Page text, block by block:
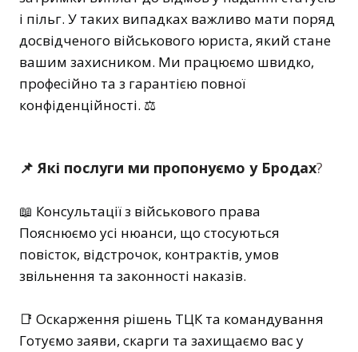
і пільг. У таких випадках важливо мати поряд
досвідченого військового юриста, який стане
вашим захисником. Ми працюємо швидко,
професійно та з гарантією повної
конфіденційності. ⚖️
📌 Які послуги ми пропонуємо у Бродах?
📖 Консультації з військового права
Пояснюємо усі нюанси, що стосуються
повісток, відстрочок, контрактів, умов
звільнення та законності наказів.
📑 Оскарження рішень ТЦК та командування
Готуємо заяви, скарги та захищаємо вас у